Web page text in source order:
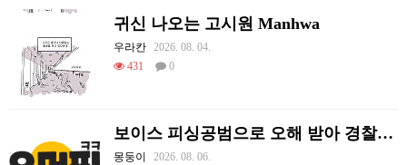
귀신 나오는 고시원 Manhwa
우라칸 2026. 08. 04.
431
0
보이스 피싱공범으로 오해 받아 경찰이 쫓아왔던 썰.
몽둥이
2026. 08. 06.